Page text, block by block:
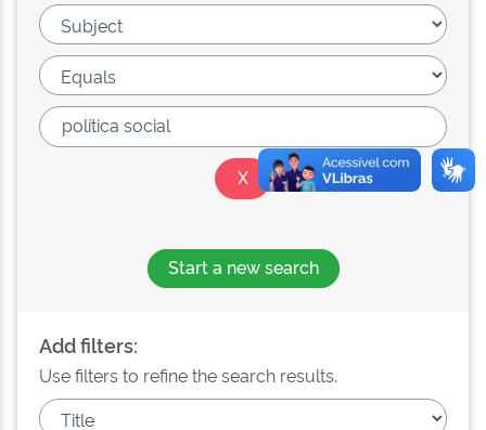
Start a new search
Add filters:
Use filters to refine the search results.